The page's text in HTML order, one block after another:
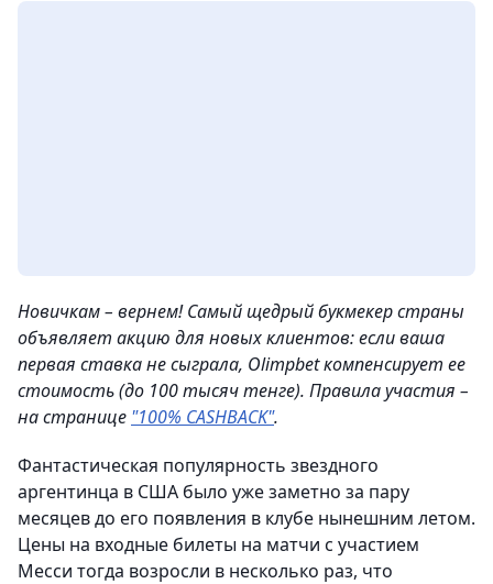
Новичкам – вернем! Самый щедрый букмекер страны
объявляет акцию для новых клиентов: если ваша
первая ставка не сыграла, Olimpbet компенсирует ее
стоимость (до 100 тысяч тенге). Правила участия –
на странице "100% CASHBACK".
Фантастическая популярность звездного
аргентинца в США было уже заметно за пару
месяцев до его появления в клубе нынешним летом.
Цены на входные билеты на матчи с участием
Месси тогда возросли в несколько раз, что